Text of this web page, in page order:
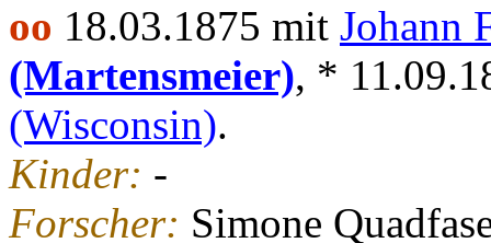
oo 18.03.1875 mit Johann
(Martensmeier), *
(Wisconsin).
Kinder: -
Forscher: Simone